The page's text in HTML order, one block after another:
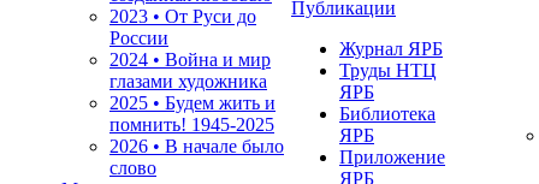
2023 • От Руси до
России
2024 • Война и мир
глазами художника
2025 • Будем жить и
помнить! 1945-2025
2026 • В начале было
слово
Публикации
Журнал ЯРБ
Труды НТЦ
ЯРБ
Библиотека
ЯРБ
Приложение
ЯРБ